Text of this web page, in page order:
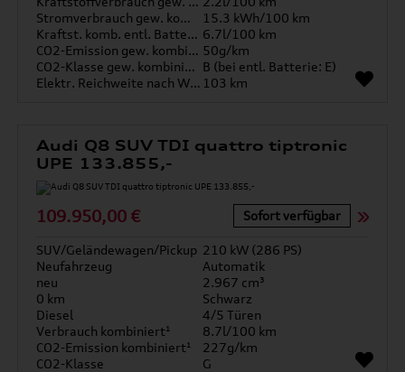
Stromverbrauch gew. kombiniert
15.3 kWh/100 km
Kraftst. komb. entl. Batterie 6.7l/100 km
CO2-Emission gew. kombiniert 50g/km
CO2-Klasse gew. kombiniert B (bei entl. Batterie: E)
Elektr. Reichweite nach WLTP* 103 km
Audi Q8 SUV TDI quattro tiptronic
UPE 133.855,-
109.950,00 € Sofort verfügbar
SUV/Geländewagen/Pickup 210 kW (286 PS)
Neufahrzeug
Automatik
neu
2.967 cm³
0 km
Schwarz
Diesel
4/5 Türen
Verbrauch kombiniert¹
8.7l/100 km
CO2-Emission kombiniert¹
227g/km
CO2-Klasse
G